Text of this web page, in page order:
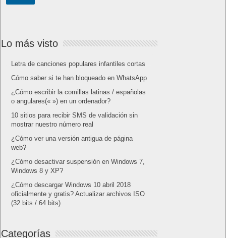
Lo más visto
Letra de canciones populares infantiles cortas
Cómo saber si te han bloqueado en WhatsApp
¿Cómo escribir la comillas latinas / españolas
o angulares(« ») en un ordenador?
10 sitios para recibir SMS de validación sin
mostrar nuestro número real
¿Cómo ver una versión antigua de página
web?
¿Cómo desactivar suspensión en Windows 7,
Windows 8 y XP?
¿Cómo descargar Windows 10 abril 2018
oficialmente y gratis? Actualizar archivos ISO
(32 bits / 64 bits)
Categorías